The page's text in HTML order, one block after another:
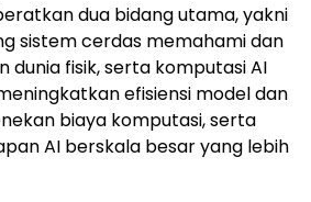
dua bidang utama, yakni
sistem cerdas memahami dan
dunia fisik, serta komputasi AI
efisiensi model dan
biaya komputasi, serta
AI berskala besar yang lebih